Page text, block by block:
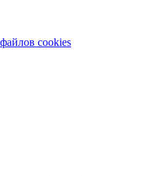
cookies